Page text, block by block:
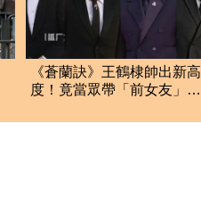
《蒼蘭訣》王鶴棣帥出新高
度！竟當眾帶「前女友」走